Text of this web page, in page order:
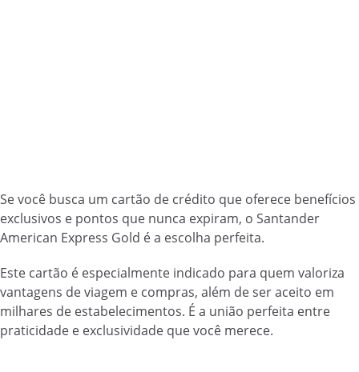
Se você busca um cartão de crédito que oferece benefícios
exclusivos e pontos que nunca expiram, o Santander
American Express Gold é a escolha perfeita.
Este cartão é especialmente indicado para quem valoriza
vantagens de viagem e compras, além de ser aceito em
milhares de estabelecimentos. É a união perfeita entre
praticidade e exclusividade que você merece.